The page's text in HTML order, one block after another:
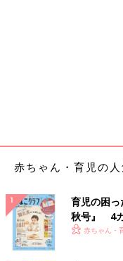
赤ちゃん・育児の
育児の困
秋号』 4カ
いっぱい！
赤ちゃん・